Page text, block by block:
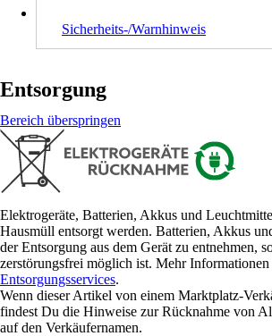
Sicherheits-/Warnhinweis
Entsorgung
Bereich überspringen
Elektrogeräte, Batterien, Akkus und
Hausmüll entsorgt werden. Batterien, Akkus
der Entsorgung aus dem Gerät zu entnehmen,
zerstörungsfrei möglich ist. Mehr
Entsorgungsservices.
Wenn dieser Artikel von einem Marktplatz-
findest Du die Hinweise zur Rücknahme von
auf den Verkäufernamen.